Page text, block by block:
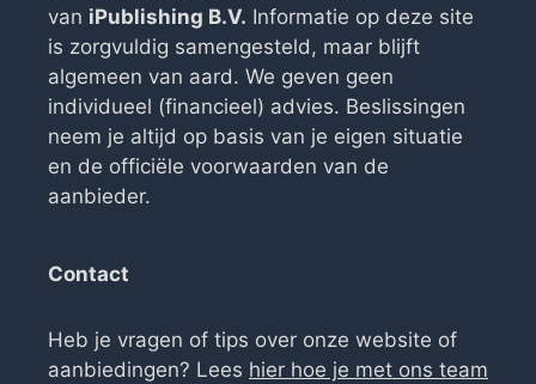
van iPublishing B.V. Informatie op deze site
is zorgvuldig samengesteld, maar blijft
algemeen van aard. We geven geen
individueel (financieel) advies. Beslissingen
neem je altijd op basis van je eigen situatie
en de officiële voorwaarden van de
aanbieder.
Contact
Heb je vragen of tips over onze website of
aanbiedingen? Lees hier hoe je met ons team